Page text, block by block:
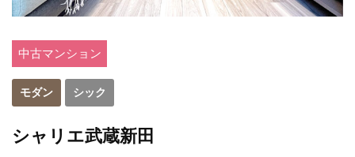
中古マンション
モダン シック
シャリエ武蔵新田